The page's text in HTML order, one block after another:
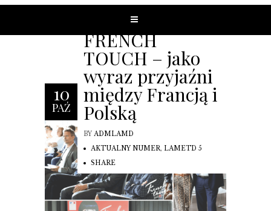
10
PAŹ
FRENCH
TOUCH – jako
wyraz przyjaźni
między Francją i
Polską
BY ADMLAMD
AKTUALNY NUMER, LAMETD 5
SHARE